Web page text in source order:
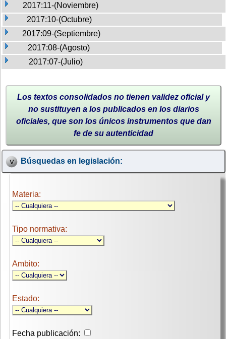
2017:11-(Noviembre)
2017:10-(Octubre)
2017:09-(Septiembre)
2017:08-(Agosto)
2017:07-(Julio)
Los textos consolidados no tienen validez oficial y
no sustituyen a los publicados en los diarios
oficiales, que son los únicos instrumentos que dan
fe de su autenticidad
Búsquedas en legislación:
Materia:
Tipo normativa:
Ambito:
Estado:
Fecha publicación: